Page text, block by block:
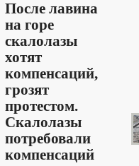
После лавина
на горе
скалолазы
хотят
компенсаций,
грозят
протестом.
Скалолазы
потребовали
компенсаций